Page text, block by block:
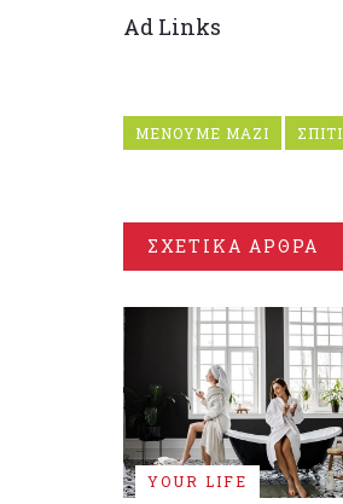
Ad Links
ΜΕΝΟΥΜΕ ΜΑΖΙ ΣΠΙΤΙ
ΣΧΕΤΙΚΑ ΑΡΘΡΑ
YOUR LIFE